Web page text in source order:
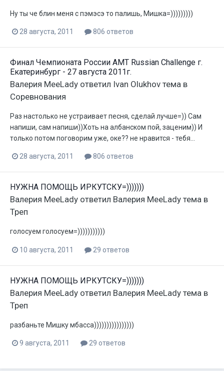
Ну ты че блин меня с пэмэсэ то палишь, Мишка=)))))))))
28 августа, 2011 806 ответов
Финал Чемпионата России АМТ Russian Challenge г.
Екатеринбург - 27 августа 2011г.
Валерия MeeLady ответил Ivan Olukhov тема в
Соревнования
Раз настолько не устраивает песня, сделай лучше=)) Сам
напиши, сам напиши))Хоть на албанском пой, заценим)) И
только потом поговорим уже, оке?? не нравится - тебя...
28 августа, 2011 806 ответов
НУЖНА ПОМОЩЬ ИРКУТСКУ=)))))))
Валерия MeeLady ответил Валерия MeeLady тема в
Треп
голосуем голосуем=)))))))))))
10 августа, 2011 29 ответов
НУЖНА ПОМОЩЬ ИРКУТСКУ=)))))))
Валерия MeeLady ответил Валерия MeeLady тема в
Треп
разбаньте Мишку мбасса))))))))))))))))
9 августа, 2011 29 ответов